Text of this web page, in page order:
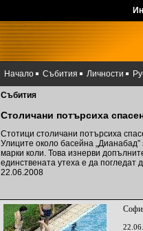
Начало Събития Личности
Събития
Столичани потърсиха
Стотици столичани потърсиха
Улиците около басейна
марки коли. Това изнерви
единствената утеха е да
22.06.2008